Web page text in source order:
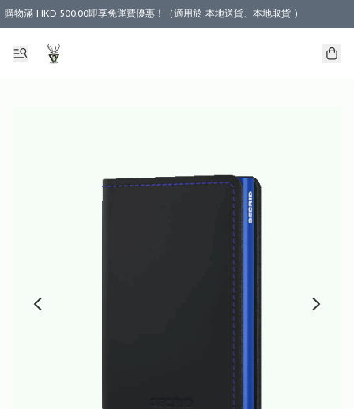
購物滿 HKD 500.00即享免運費優惠！（適用於 本地送貨、本地取貨 )